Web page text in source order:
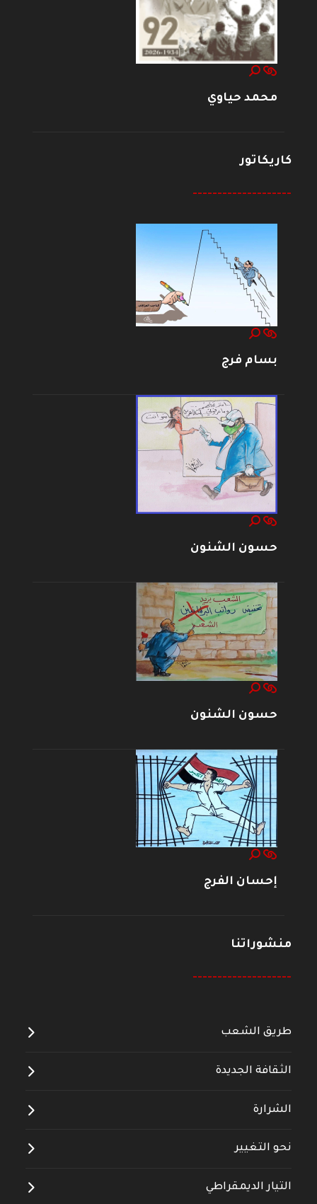
محمد حياوي
كاريكاتور
--------------------
بسام فرج
حسون الشنون
حسون الشنون
إحسان الفرج
منشوراتنا
--------------------
طريق الشعب
الثقافة الجديدة
الشرارة
نحو التغيير
التيار الديمقراطي